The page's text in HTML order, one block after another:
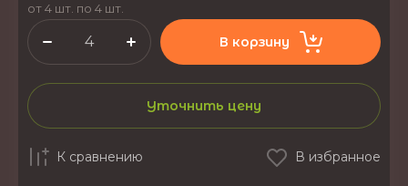
от 4 шт. по 4 шт.
В корзину
Уточнить цену
К сравнению В избранное